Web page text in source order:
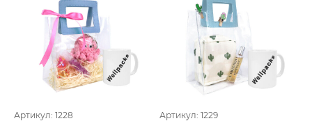
Артикул: 1228 Артикул: 1229